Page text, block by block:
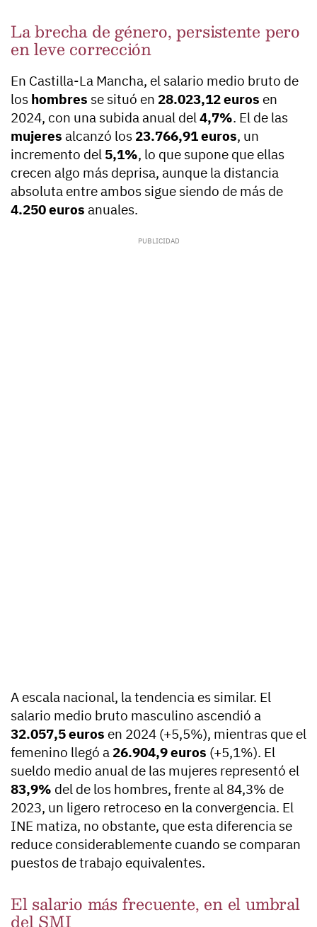
La brecha de género, persistente pero
en leve corrección
En Castilla-La Mancha, el salario medio bruto de
los hombres se situó en 28.023,12 euros en
2024, con una subida anual del4,7%. El de las
mujeres alcanzó los 23.766,91 euros, un
incremento del 5,1%, lo que supone que ellas
crecen algo más deprisa, aunque la distancia
absoluta entre ambos sigue siendo de más de
4.250 euros anuales.
A escala nacional, la tendencia es similar. El
salario medio bruto masculino ascendió a
32.057,5 euros en 2024 (+5,5%), mientras que el
femenino llegó a 26.904,9 euros (+5,1%). El
sueldo medio anual de las mujeres representó el
83,9% del de los hombres, frente al 84,3% de
2023, un ligero retroceso en la convergencia. El
INE matiza, no obstante, que esta diferencia se
reduce considerablemente cuando se comparan
puestos de trabajo equivalentes.
El salario más frecuente, en el umbral
del SMI